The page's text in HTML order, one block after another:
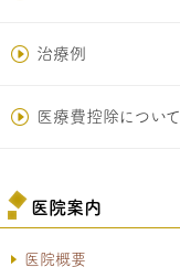
治療例
医療費控除について
医院案内
医院概要